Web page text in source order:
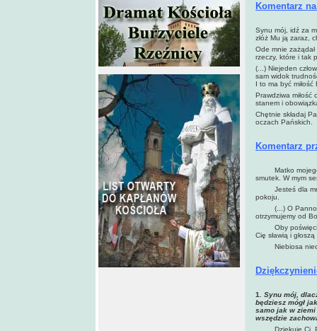
Komentarz
Synu mój, idź za
złóż Mu ją zaraz,
Ode mnie
rzeczy, które i tak
(...) Niejeden
sam widok
I to ma być miłość
Prawdziwa
stanem i
Chętnie składaj
oczach Pańskich.
Komentarz
Matko mojego
smutek. W mym
Jesteś dla mnie
pokoju.
(...) O Panno
otrzymujemy od
Oby poświęciły
Cię sławią i
Niebiosa niech
Dzi
1
. Synu mój,
będziesz mógł
samo jak w ziemi
wszędzie
Dziękuję Ci,